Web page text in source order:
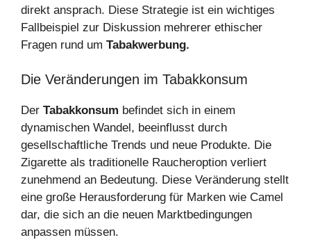
direkt ansprach. Diese Strategie ist ein wichtiges
Fallbeispiel zur Diskussion mehrerer ethischer
Fragen rund um Tabakwerbung.
Die Veränderungen im Tabakkonsum
Der Tabakkonsum befindet sich in einem
dynamischen Wandel, beeinflusst durch
gesellschaftliche Trends und neue Produkte. Die
Zigarette als traditionelle Raucheroption verliert
zunehmend an Bedeutung. Diese Veränderung stellt
eine große Herausforderung für Marken wie Camel
dar, die sich an die neuen Marktbedingungen
anpassen müssen.